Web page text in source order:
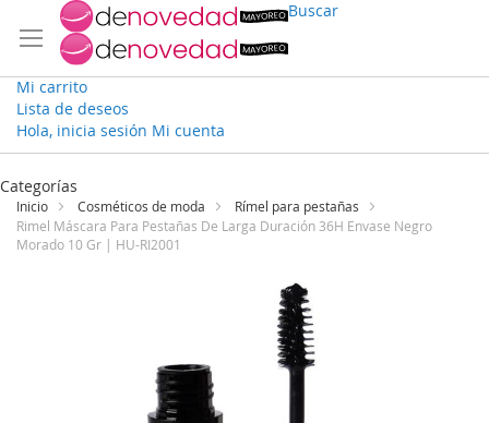
Buscar
Mi carrito
Lista de deseos
Hola, inicia sesión Mi cuenta
Ir
contenido
Categorías
Inicio Cosméticos de moda
Rímel para pestañas
Rimel Máscara Para Pestañas De Larga Duración 36H Envase Negro
Morado 10 Gr | HU-RI2001